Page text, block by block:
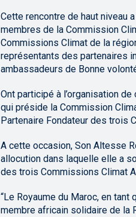
Cette rencontre de haut niveau
membres de la Commission
Commissions Climat de la
représentants des partenaires
ambassadeurs de Bonne
Ont participé à l’organisation
qui préside la Commission
Partenaire Fondateur des trois
A cette occasion, Son Altesse
allocution dans laquelle elle a
des trois Commissions Climat
“Le Royaume du Maroc, en
membre africain solidaire de la